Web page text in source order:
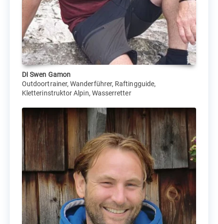
DI Swen Gamon
Outdoortrainer, Wanderführer, Raftingguide,
Kletterinstruktor Alpin, Wasserretter